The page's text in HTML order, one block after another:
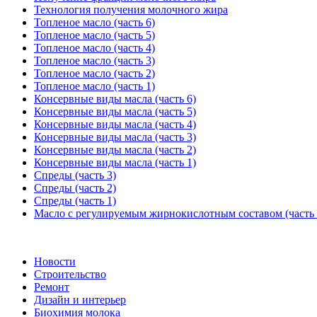
Технология получения молочного жира
Топленое масло (часть 6)
Топленое масло (часть 5)
Топленое масло (часть 4)
Топленое масло (часть 3)
Топленое масло (часть 2)
Топленое масло (часть 1)
Консервные виды масла (часть 6)
Консервные виды масла (часть 5)
Консервные виды масла (часть 4)
Консервные виды масла (часть 3)
Консервные виды масла (часть 2)
Консервные виды масла (часть 1)
Спреды (часть 3)
Спреды (часть 2)
Спреды (часть 1)
Масло с регулируемым жирнокислотным составом (часть
Новости
Строительство
Ремонт
Дизайн и интерьер
Биохимия молока